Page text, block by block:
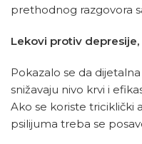
prethodnog razgovora
Lekovi protiv depresije,
Pokazalo se da
snižavaju nivo krvi i
Ako se koriste triciklički
psilijuma treba se